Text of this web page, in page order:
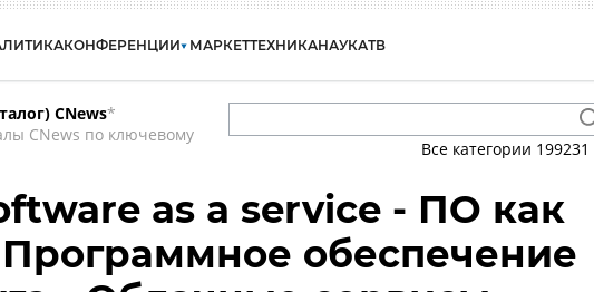
КОНФЕРЕНЦИИ МАРКЕТТЕХНИКАНАУКАТВ
CNews*
CNews по ключевому
Все категории 199231
as a service - ПО как
Программное обеспечение